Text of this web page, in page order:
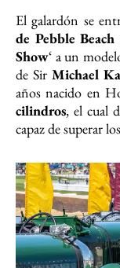
El galardón se
de Pebble Beach
Show‘ a un
de Sir Michael
años nacido en
cilindros, el cual
capaz de superar los